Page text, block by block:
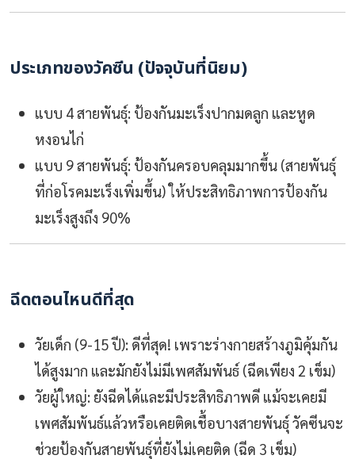
ประเภทของวัคซีน (ปัจจุบันที่นิยม)
แบบ 4 สายพันธุ์: ป้องกันมะเร็งปากมดลูก และหูด
หงอนไก่
แบบ 9 สายพันธุ์: ป้องกันครอบคลุมมากขึ้น (สายพันธุ์
ที่ก่อโรคมะเร็งเพิ่มขึ้น) ให้ประสิทธิภาพการป้องกัน
มะเร็งสูงถึง 90%
ฉีดตอนไหนดีที่สุด
วัยเด็ก (9-15 ปี): ดีที่สุด! เพราะร่างกายสร้างภูมิคุ้มกัน
ได้สูงมาก และมักยังไม่มีเพศสัมพันธ์ (ฉีดเพียง 2 เข็ม)
วัยผู้ใหญ่: ยังฉีดได้และมีประสิทธิภาพดี แม้จะเคยมี
เพศสัมพันธ์แล้วหรือเคยติดเชื้อบางสายพันธุ์ วัคซีนจะ
ช่วยป้องกันสายพันธุ์ที่ยังไม่เคยติด (ฉีด 3 เข็ม)